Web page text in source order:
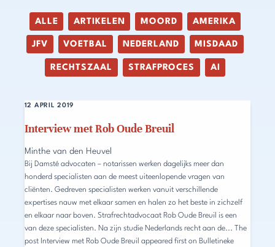
ALLE ARTIKELEN MOORD AMERIKA
JFV VOETBAL NEDERLAND MISDAAD
RECHTSZAAL STRAFPROCES AI
Interview met Rob Oude Breuil
12 APRIL 2019
Minthe van den Heuvel
Bij Damsté advocaten – notarissen werken dagelijks meer dan
honderd specialisten aan de meest uiteenlopende vragen van
cliënten. Gedreven specialisten werken vanuit verschillende
expertises nauw met elkaar samen en halen zo het beste in zichzelf
en elkaar naar boven. Strafrechtadvocaat Rob Oude Breuil is een
van deze specialisten. Na zijn studie Nederlands recht aan de... The
post Interview met Rob Oude Breuil appeared first on Bulletineke